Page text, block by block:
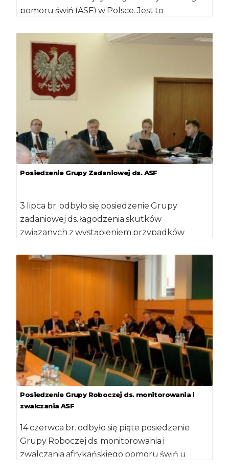
pomoru świń (ASF) w Polsce. Jest to
Posiedzenie Grupy Zadaniowej ds. ASF
3 lipca br. odbyło się posiedzenie Grupy
zadaniowej ds. łagodzenia skutków
związanych z wystąpieniem przypadków
prowadził minister Krzysztof […]
Posiedzenie Grupy Roboczej ds. monitorowania i
zwalczania ASF
14 czerwca br. odbyło się piąte posiedzenie
Grupy Roboczej ds. monitorowania i
zwalczania afrykańskiego pomoru świń u